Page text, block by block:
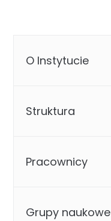
O Instytucie
Struktura
Pracownicy
Grupy naukowe